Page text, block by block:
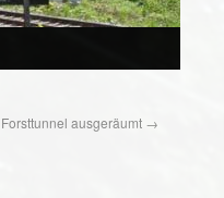
ausgeräumt →